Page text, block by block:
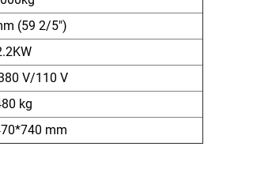
(59 2/5")
V/110 V
kg
mm